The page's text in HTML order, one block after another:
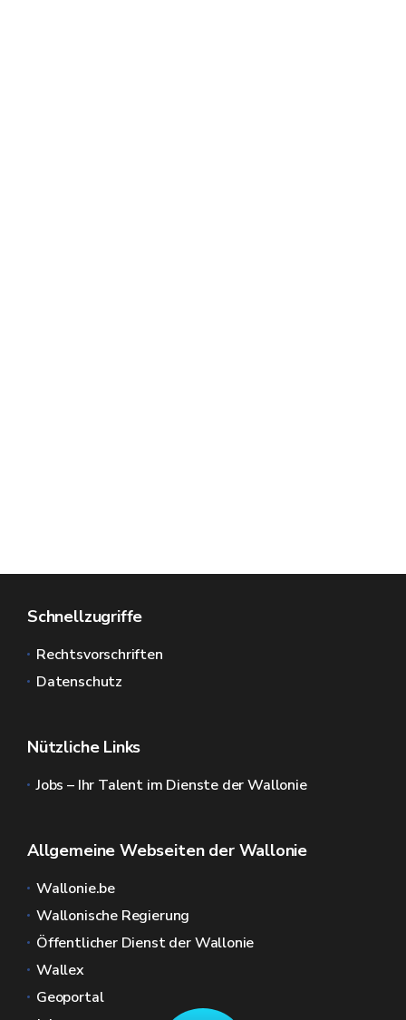
Schnellzugriffe
Rechtsvorschriften
Datenschutz
Nützliche Links
Jobs – Ihr Talent im Dienste der Wallonie
Allgemeine Webseiten der Wallonie
Wallonie.be
Wallonische Regierung
Öffentlicher Dienst der Wallonie
Wallex
Geoportal